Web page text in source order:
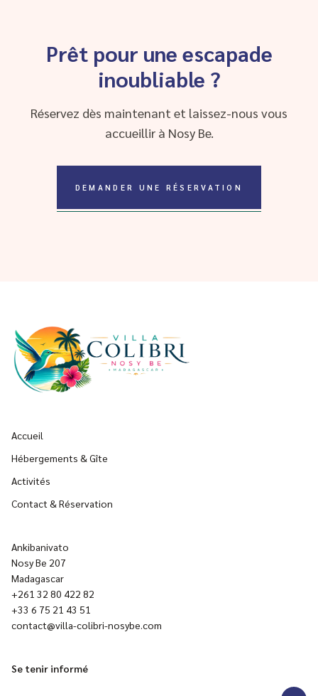
Prêt pour une escapade
inoubliable ?
Réservez dès maintenant et laissez-nous vous
accueillir à Nosy Be.
DEMANDER UNE RÉSERVATION
Accueil
Hébergements & Gîte
Activités
Contact & Réservation
Ankibanivato
Nosy Be 207
Madagascar
+261 32 80 422 82
+33 6 75 21 43 51
contact@villa-colibri-nosybe.com
Se tenir informé